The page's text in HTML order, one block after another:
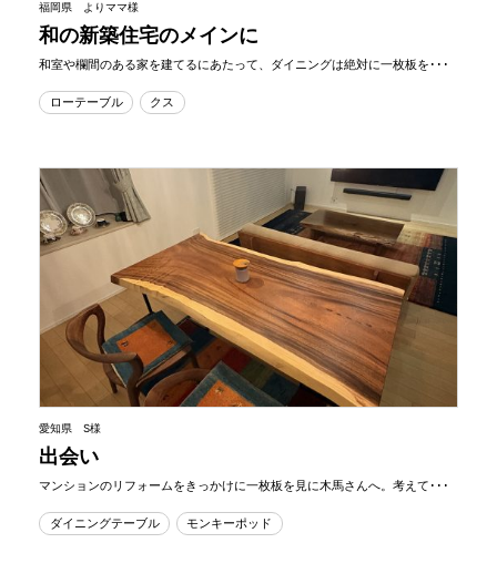
福岡県 よりママ様
和の新築住宅のメインに
和室や欄間のある家を建てるにあたって、ダイニングは絶対に一枚板を･･･
ローテーブル クス
愛知県 S様
出会い
マンションのリフォームをきっかけに一枚板を見に木馬さんへ。考えて･･･
ダイニングテーブル モンキーポッド